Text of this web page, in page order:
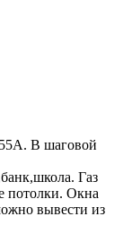
В шаговой
Газ
потолки. Окна
вывести из